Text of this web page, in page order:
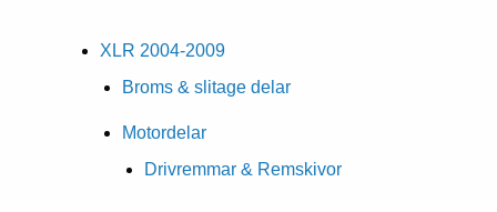
XLR 2004-2009
Broms & slitage delar
Motordelar
Drivremmar & Remskivor